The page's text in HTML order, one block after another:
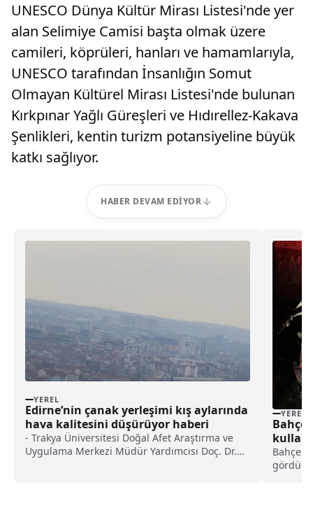
UNESCO Dünya Kültür Mirası Listesi'nde yer
alan Selimiye Camisi başta olmak üzere
camileri, köprüleri, hanları ve hamamlarıyla,
UNESCO tarafından İnsanlığın Somut
Olmayan Kültürel Mirası Listesi'nde bulunan
Kırkpınar Yağlı Güreşleri ve Hıdırellez-Kakava
Şenlikleri, kentin turizm potansiyeline büyük
katkı sağlıyor.
HABER DEVAM EDIYOR
YEREL
Edirne’nin çanak yerleşimi kış aylarında
hava kalitesini düşürüyor haberi
- Trakya Üniversitesi Doğal Afet Araştırma ve
Uygulama Merkezi Müdür Yardımcısı Doç. Dr.
YEREL